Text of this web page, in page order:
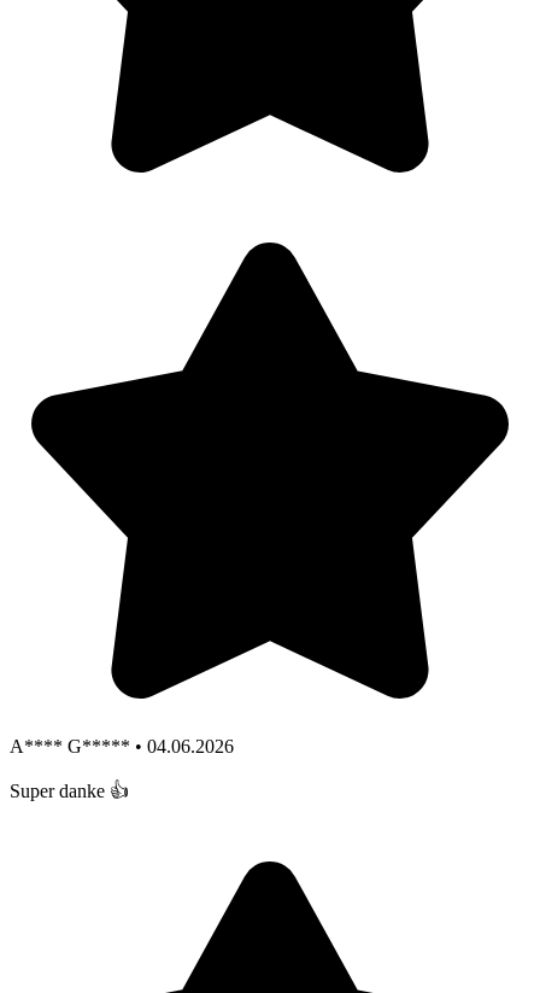
A**** G***** • 04.06.2026
Super danke 👍